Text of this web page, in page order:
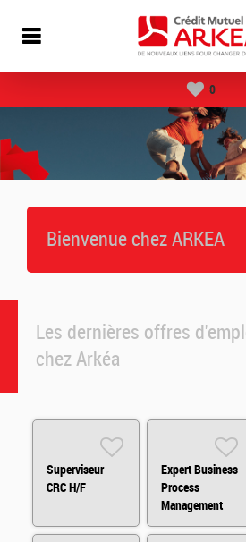
0
Bienvenue chez ARKEA
Les dernières offres
chez Arkéa
Superviseur
CRC H/F
Expert Business
Process
Management
(BPM) H/F